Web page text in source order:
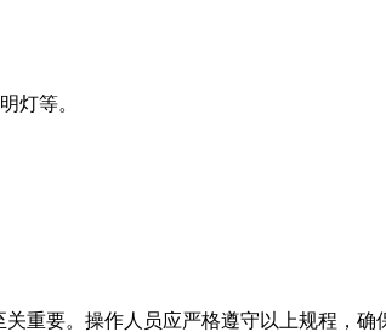
灯等。
重要。操作人员应严格遵守以上规程，确